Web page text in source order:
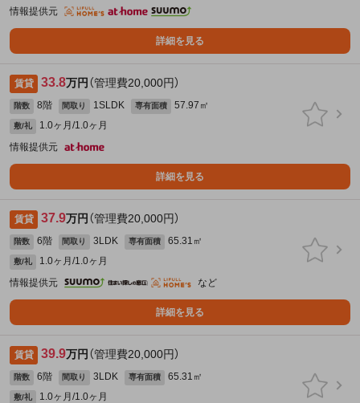
情報提供元
詳細を見る
賃貸 33.8万円 （管理費20,000円）
階数 8階 間取り 1SLDK 専有面積 57.97㎡
敷/礼
1.0ヶ月/1.0ヶ月
情報提供元
詳細を見る
賃貸 37.9万円 （管理費20,000円）
階数 6階 間取り 3LDK 専有面積 65.31㎡
敷/礼
1.0ヶ月/1.0ヶ月
情報提供元
など
詳細を見る
賃貸 39.9万円 （管理費20,000円）
階数 6階 間取り 3LDK 専有面積 65.31㎡
敷/礼
1.0ヶ月/1.0ヶ月